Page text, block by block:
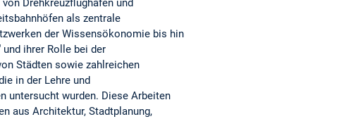
Drehkreuzflughäfen und
als zentrale
der Wissensökonomie bis hin
und ihrer Rolle bei der
Städten sowie zahlreichen
in der Lehre und
untersucht wurden. Diese Arbeiten
aus Architektur, Stadtplanung,